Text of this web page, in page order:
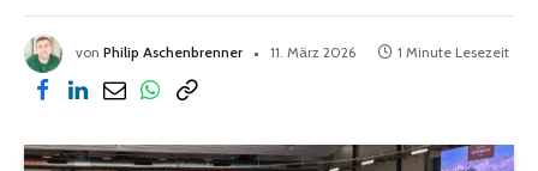
von Philip Aschenbrenner 11. März 2026 1 Minute Lesezeit